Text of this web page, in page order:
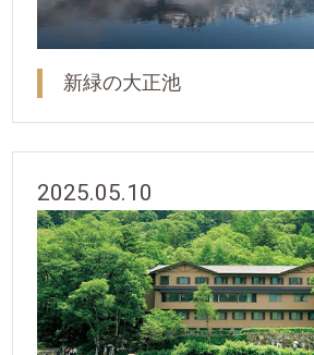
新緑の大正池
2025.05.10